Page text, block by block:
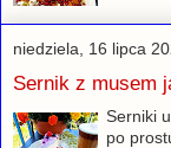
niedziela, 16 lipca
Sernik z musem
Serniki
po